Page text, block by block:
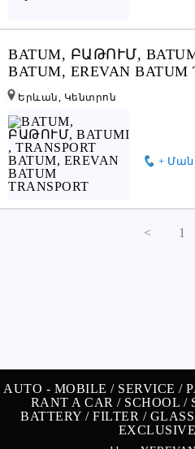
BATUM, ԲԱԹՈՒՄ,
BATUM, EREVAN BATUM
+
Երևան, Կենտրոն
< 1
AUTO - MOBILE / SERVICE /
RANT A CAR / SCHOOL /
BATTERY / FILTER /